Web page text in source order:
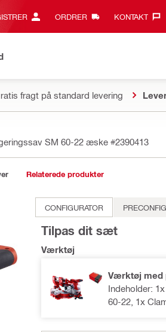
ORDRER KONTAKT‎
fragt på standard levering
SM 60-22 æske #2390413
Relaterede produkter
CONFIGURATOR
Tilpas dit sæt
Værktøj
Værktøj med
Indeholder:
60-22, 1x